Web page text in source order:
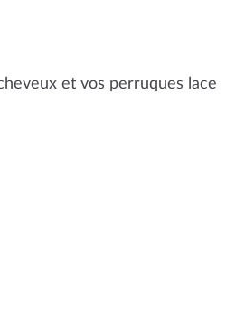
et vos perruques lace